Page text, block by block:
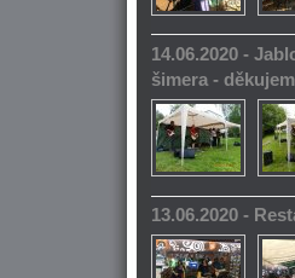
14.06.2020 -
šimera -
13.06.2020 -